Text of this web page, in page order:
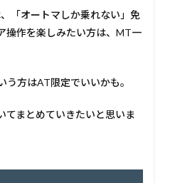
「オートマしか乗れない」免
操作を楽しみたい方は、MT一
う方はAT限定でいいかも。
てまとめていきたいと思いま